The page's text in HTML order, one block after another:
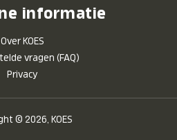
informatie
Over KOES
vragen (FAQ)
Privacy
© 2026, KOES